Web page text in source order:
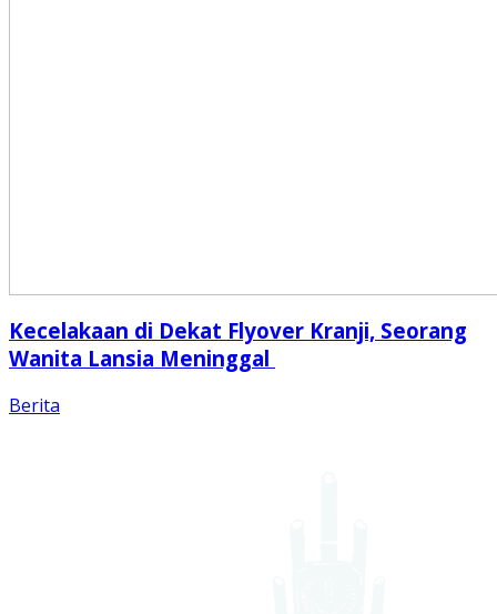
Kecelakaan di Dekat Flyover Kranji, Seorang
Wanita Lansia Meninggal
Berita